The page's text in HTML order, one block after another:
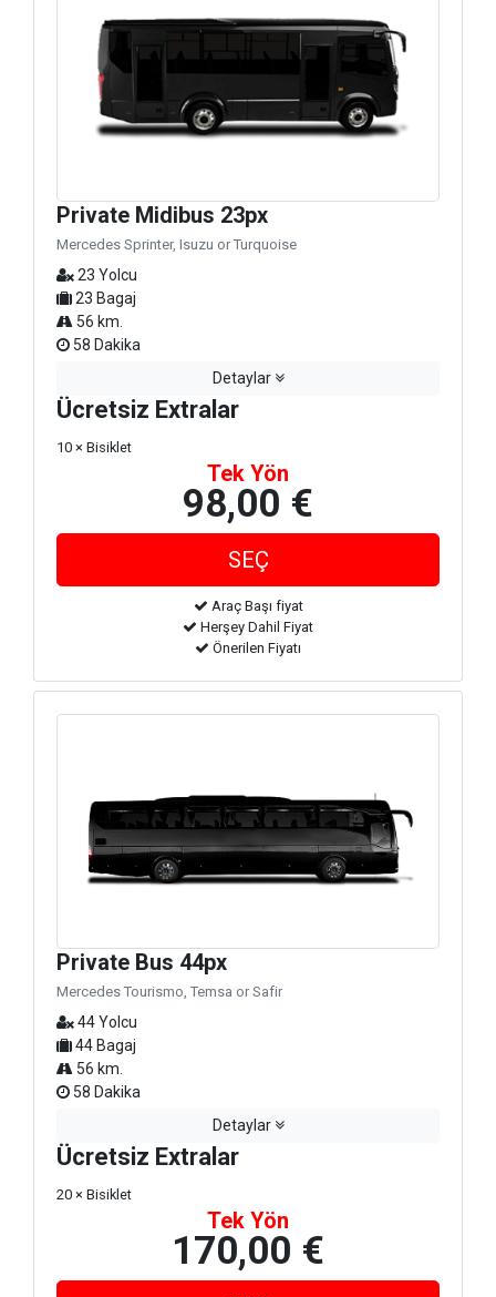
Private Midibus 23px
Mercedes Sprinter, Isuzu or Turquoise
23 Yolcu
23 Bagaj
56 km.
58 Dakika
Detaylar
Ücretsiz Extralar
10 × Bisiklet
Tek Yön
98,00 €
Araç Başı fiyat
Herşey Dahil Fiyat
Önerilen Fiyatı
Private Bus 44px
Mercedes Tourismo, Temsa or Safir
44 Yolcu
44 Bagaj
56 km.
58 Dakika
Detaylar
Ücretsiz Extralar
20 × Bisiklet
Tek Yön
170,00 €